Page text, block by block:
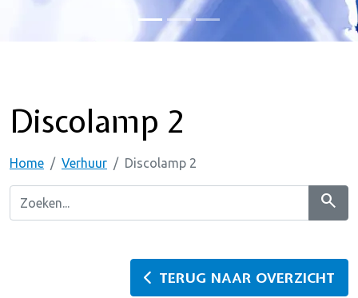
Discolamp 2
Home Verhuur Discolamp 2
search
TERUG NAAR OVERZICHT